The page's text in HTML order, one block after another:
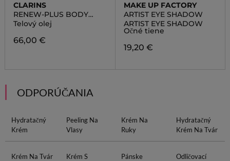
CLARINS
RENEW-PLUS BODY
SERUM
Telový olej
66,00 €
MAKE UP FACTORY
ARTIST EYE SHADOW
ARTIST EYE SHADOW
Očné tiene
19,20 €
ODPORÚČANIA
Hydratačný
Krém
Peeling Na
Vlasy
Krém Na
Ruky
Hydratačný
Krém Na Tvár
Krém Na Tvár
Krém S
Pánske
Odličovací